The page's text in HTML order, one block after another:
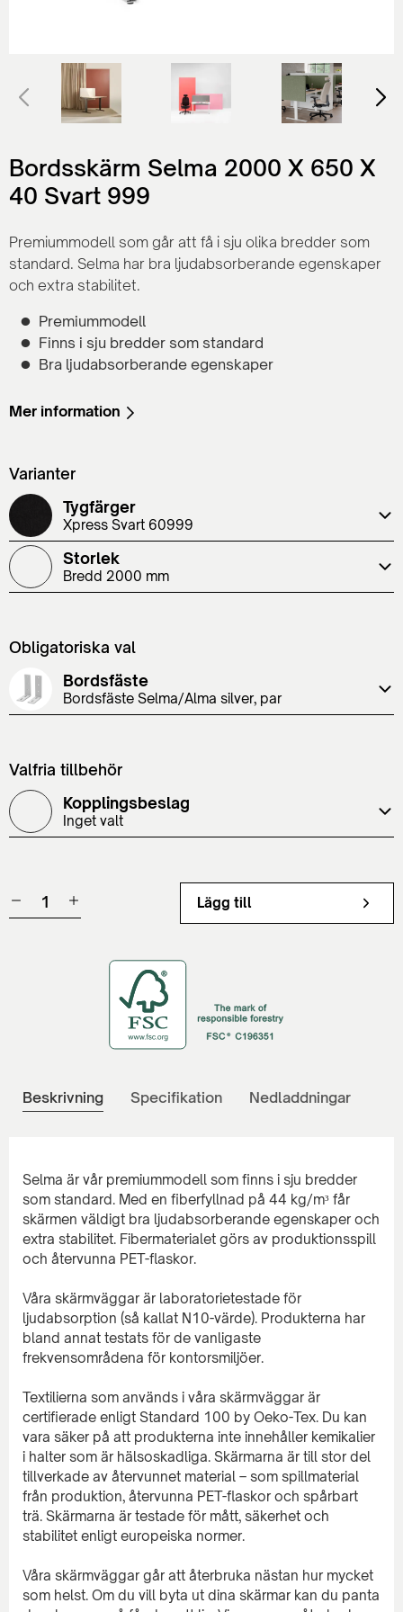
Bordsskärm Selma 2000 X 650 X
40 Svart 999
Premiummodell som går att få i sju olika bredder som
standard. Selma har bra ljudabsorberande egenskaper
och extra stabilitet.
Premiummodell
Finns i sju bredder som standard
Bra ljudabsorberande egenskaper
Mer information
Varianter
Tygfärger
Xpress Svart 60999
Storlek
Bredd 2000 mm
Obligatoriska val
Bordsfäste
Bordsfäste Selma/Alma silver, par
Valfria tillbehör
Kopplingsbeslag
Inget valt
Lägg till
Beskrivning Specifikation Nedladdningar
Selma är vår premiummodell som finns i sju bredder
som standard. Med en fiberfyllnad på 44 kg/m³ får
skärmen väldigt bra ljudabsorberande egenskaper och
extra stabilitet. Fibermaterialet görs av produktionsspill
och återvunna PET-flaskor.
Våra skärmväggar är laboratorietestade för
ljudabsorption (så kallat N10-värde). Produkterna har
bland annat testats för de vanligaste
frekvensområdena för kontorsmiljöer.
Textilierna som används i våra skärmväggar är
certifierade enligt Standard 100 by Oeko-Tex. Du kan
vara säker på att produkterna inte innehåller kemikalier
i halter som är hälsoskadliga. Skärmarna är till stor del
tillverkade av återvunnet material – som spillmaterial
från produktion, återvunna PET-flaskor och spårbart
trä. Skärmarna är testade för mått, säkerhet och
stabilitet enligt europeiska normer.
Våra skärmväggar går att återbruka nästan hur mycket
som helst. Om du vill byta ut dina skärmar kan du panta